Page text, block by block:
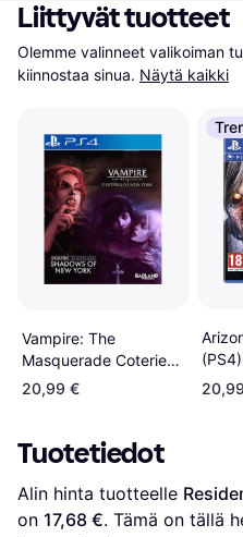
Liittyvät tuotteet
Olemme valinneet valikoiman
kiinnostaa sinua. Näytä kaikki
Vampire: The
Masquerade Coteries
of New York and
Shadows of New York
Seikkailu
20,99 €
(PS4)
Tuotetiedot
Alin hinta tuotteelle
on 17,68 €. Tämä on tällä